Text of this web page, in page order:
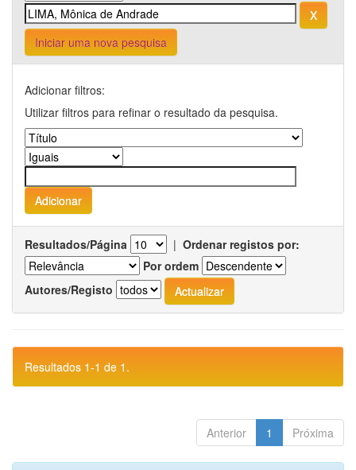
Iniciar uma nova pesquisa
Adicionar filtros:
Utilizar filtros para refinar o resultado da pesquisa.
Resultados/Página | Ordenar registos por:
Por ordem
Autores/Registo
Resultados 1-1 de 1.
Anterior 1 Próxima